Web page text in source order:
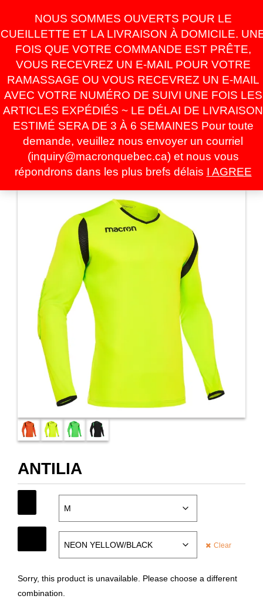
the
content
NOUS SOMMES OUVERTS POUR LE
CUEILLETTE ET LA LIVRAISON À DOMICILE.
FOIS QUE VOTRE COMMANDE EST PRÊTE,
VOUS RECEVREZ UN E-MAIL POUR VOTRE
RAMASSAGE OU VOUS RECEVREZ UN E-MAIL
AVEC VOTRE NUMÉRO DE SUIVI UNE FOIS LES
ARTICLES EXPÉDIÉS ~ LE DÉLAI DE LIVRAISON
ESTIMÉ SERA DE 3 À 6 SEMAINES Pour toute
demande, veuillez nous envoyer un courriel
(inquiry@macronquebec.ca) et nous vous
répondrons dans les plus brefs délais I AGREE
inquiry@macronquebec.ca
LOGIN /
REGISTER
0
Toggle
HOME»BOUTIQUE»FOOTBALL»MAILLOT DE
GARDIEN» ANTILIA
ANTILIA
Clear
Sorry, this product is unavailable. Please choose a different
combination.